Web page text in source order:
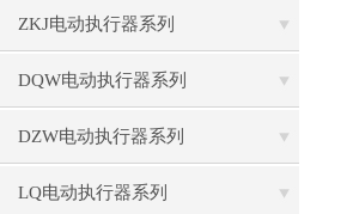
ZKJ电动执行器系列
DQW电动执行器系列
DZW电动执行器系列
LQ电动执行器系列